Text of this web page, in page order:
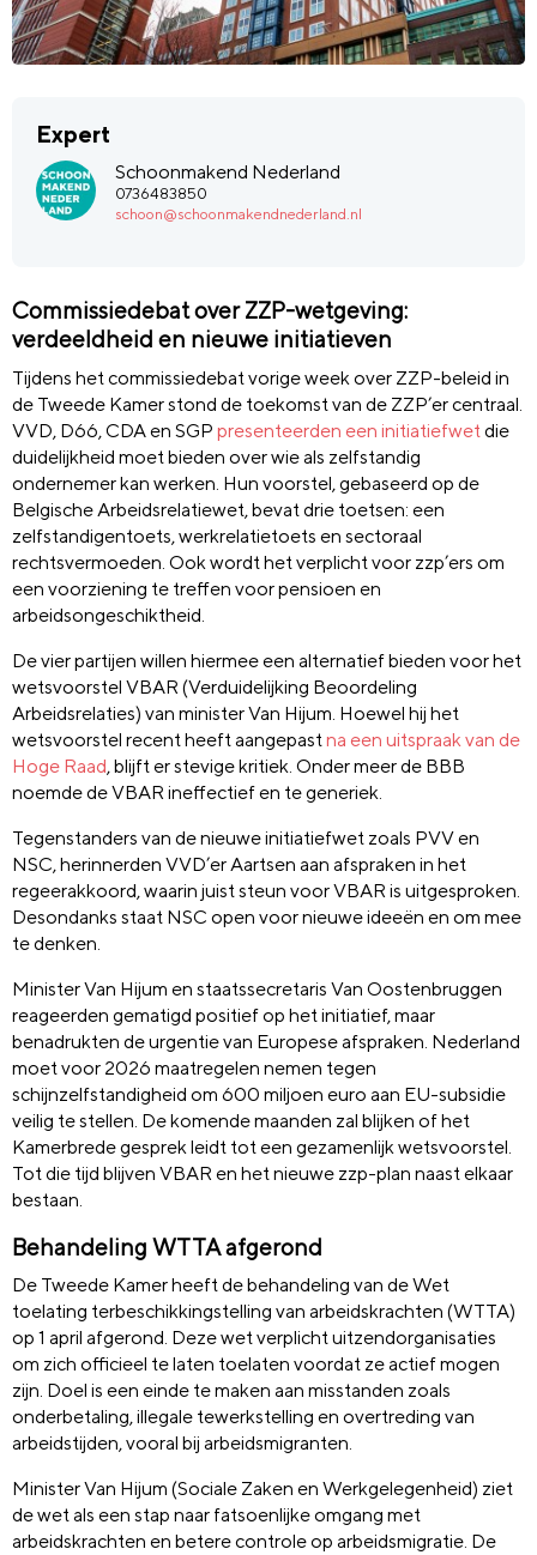
Expert
Schoonmakend Nederland
0736483850
schoon@schoonmakendnederland.nl
Commissiedebat over ZZP-wetgeving:
verdeeldheid en nieuwe initiatieven
Tijdens het commissiedebat vorige week over ZZP-beleid in
de Tweede Kamer stond de toekomst van de ZZP’er centraal.
VVD, D66, CDA en SGP presenteerden een initiatiefwet die
duidelijkheid moet bieden over wie als zelfstandig
ondernemer kan werken. Hun voorstel, gebaseerd op de
Belgische Arbeidsrelatiewet, bevat drie toetsen: een
zelfstandigentoets, werkrelatietoets en sectoraal
rechtsvermoeden. Ook wordt het verplicht voor zzp’ers om
een voorziening te treffen voor pensioen en
arbeidsongeschiktheid.
De vier partijen willen hiermee een alternatief bieden voor het
wetsvoorstel VBAR (Verduidelijking Beoordeling
Arbeidsrelaties) van minister Van Hijum. Hoewel hij het
wetsvoorstel recent heeft aangepast na een uitspraak van de
Hoge Raad, blijft er stevige kritiek. Onder meer de BBB
noemde de VBAR ineffectief en te generiek.
Tegenstanders van de nieuwe initiatiefwet zoals PVV en
NSC, herinnerden VVD’er Aartsen aan afspraken in het
regeerakkoord, waarin juist steun voor VBAR is uitgesproken.
Desondanks staat NSC open voor nieuwe ideeën en om mee
te denken.
Minister Van Hijum en staatssecretaris Van Oostenbruggen
reageerden gematigd positief op het initiatief, maar
benadrukten de urgentie van Europese afspraken. Nederland
moet voor 2026 maatregelen nemen tegen
schijnzelfstandigheid om 600 miljoen euro aan EU-subsidie
veilig te stellen. De komende maanden zal blijken of het
Kamerbrede gesprek leidt tot een gezamenlijk wetsvoorstel.
Tot die tijd blijven VBAR en het nieuwe zzp-plan naast elkaar
bestaan.
Behandeling WTTA afgerond
De Tweede Kamer heeft de behandeling van de Wet
toelating terbeschikkingstelling van arbeidskrachten (WTTA)
op 1 april afgerond. Deze wet verplicht uitzendorganisaties
om zich officieel te laten toelaten voordat ze actief mogen
zijn. Doel is een einde te maken aan misstanden zoals
onderbetaling, illegale tewerkstelling en overtreding van
arbeidstijden, vooral bij arbeidsmigranten.
Minister Van Hijum (Sociale Zaken en Werkgelegenheid) ziet
de wet als een stap naar fatsoenlijke omgang met
arbeidskrachten en betere controle op arbeidsmigratie. De